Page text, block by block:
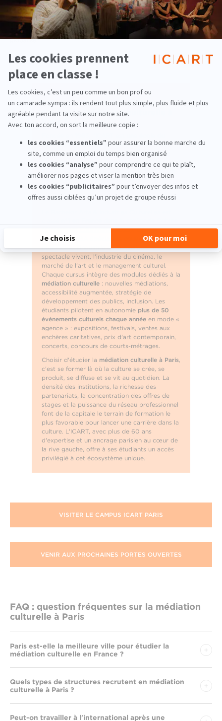
Milan(IULM), Miami Creativity Program,charteErasmus+et
universités partenaires dans le monde.Les étudiants peuvent ainsi
effectuer une partie de leurs stages à l'étranger et acquérir une
expérience multiculturelle essentielle dans un secteur de plus en plus
globalisé.
Pourquoi choisir l'ICART pour
étudier la médiation culturelle à
Paris ?
management de la culture et du marché de
l'art, reconnue par le Ministère de la Culture.
Son campus parisien de 4 565 m² au 214
boulevard Raspail (14ᵉ arrondissement)
place
les étudiants au cœur de la rive gauche, à
proximité des musées, galeries, théâtres et
fondations du quartier Montparnasse.
Classement Eduniversal2025). L'école
propose7 MBA Spécialisés
couvrant l'art et
patrimoine, l'industrie de la musique, le
spectacle vivant, l'industrie du cinéma, le
marché de l'art et le management culturel.
Chaque cursus intègre des modules dédiés à la
médiation culturelle : nouvelles médiations,
accessibilité augmentée, stratégie de
développement des publics, inclusion. Les
étudiants pilotent en autonomie plus de 50
événements culturels chaque année en mode «
agence » : expositions, festivals, ventes aux
enchères caritatives, prix d'art contemporain,
concerts, concours de courts-métrages.
Choisir d'étudier la médiation culturelle à Paris,
c'est se former là où la culture se crée, se
produit, se diffuse et se vit au quotidien. La
densité des institutions, la richesse des
partenariats, la concentration des offres de
stages et la puissance du réseau professionnel
font de la capitale le terrain de formation le
plus favorable pour lancer une carrière dans la
culture. L'ICART, avec plus de 60 ans
d'expertise et un ancrage parisien au cœur de
la rive gauche, offre à ses étudiants un accès
privilégié à cet écosystème unique.
VISITER LE CAMPUS ICART PARIS
VENIR AUX PROCHAINES PORTES OUVERTES
FAQ : question fréquentes sur la médiation
culturelle à Paris
Paris est-elle la meilleure ville pour étudier la
médiation culturelle en France ?
Quels types de structures recrutent en médiation
culturelle à Paris ?
Peut-on travailler à l'international après une